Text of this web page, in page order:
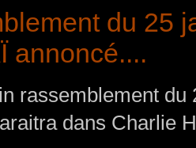
du 25
annoncé....
rassemblement
dans Charlie